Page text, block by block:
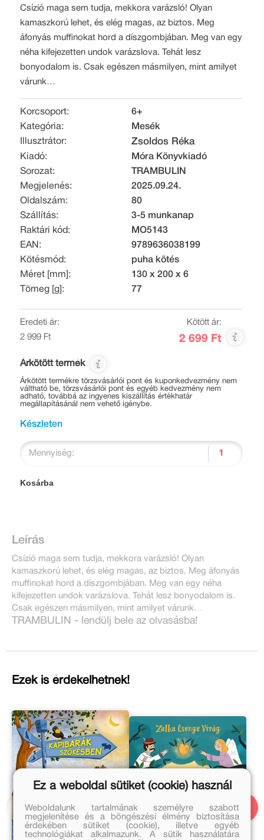
Csízió maga sem tudja, mekkora varázsló! Olyan
kamaszkorú lehet, és elég magas, az biztos. Meg
áfonyás muffinokat hord a díszgombjában. Meg van egy
néha kifejezetten undok varázslova. Tehát lesz
bonyodalom is. Csak egészen másmilyen, mint amilyet
várunk…
Korcsoport:
6+
Kategória:
Mesék
Illusztrátor:
Zsoldos Réka
Kiadó:
Móra Könyvkiadó
Sorozat:
TRAMBULIN
Megjelenés:
2025.09.24.
Oldalszám:
80
Szállítás:
3-5 munkanap
Raktári kód:
MO5143
EAN:
9789636038199
Kötésmód:
puha kötés
Méret [mm]:
130 x 200 x 6
Tömeg [g]:
77
Eredeti ár:
2 999 Ft
Kötött ár:
2 699 Ft
Árkötött termék
Árkötött termékre törzsvásárlói pont és kuponkedvezmény nem
váltható be, törzsvásárlói pont és egyéb kedvezmény nem
adható, továbbá az ingyenes kiszállítás értékhatár
megállapításánál nem vehető igénybe.
Készleten
Mennyiség:
Kosárba
Leírás
Csízió maga sem tudja, mekkora varázsló! Olyan
kamaszkorú lehet, és elég magas, az biztos. Meg áfonyás
muffinokat hord a díszgombjában. Meg van egy néha
kifejezetten undok varázslova. Tehát lesz bonyodalom is.
Csak egészen másmilyen, mint amilyet várunk…
TRAMBULIN - lendülj bele az olvasásba!
Ezek is érdekelhetnek!
Ez a weboldal sütiket (cookie) használ
Weboldalunk tartalmának személyre szabott
megjelenítése és a böngészési élmény biztosítása
érdekében sütiket (cookie), illetve egyéb
technológiákat alkalmazunk. A sütik használatára